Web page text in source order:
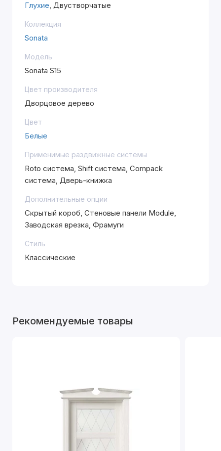
Глухие, Двустворчатые
Коллекция
Sonata
Модель
Sonata S15
Цвет производителя
Дворцовое дерево
Цвет
Белые
Применимые раздвижные системы
Roto система, Shift система, Compack
система, Дверь-книжка
Дополнительные опции
Скрытый короб, Стеновые панели Module,
Заводская врезка, Фрамуги
Стиль
Классические
Рекомендуемые товары